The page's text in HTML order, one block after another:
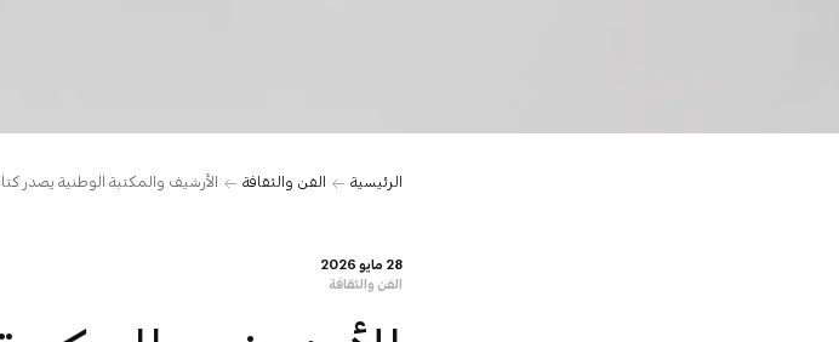
الرئيسية الفن والثقافة الأرشيف والمكتبة الوطنية يصدر كتاب «أبوظبي قبل عام 1971» لتوفير
28 مايو 2026
الفن والثقافة